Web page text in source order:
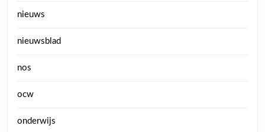
nieuws
nieuwsblad
nos
ocw
onderwijs